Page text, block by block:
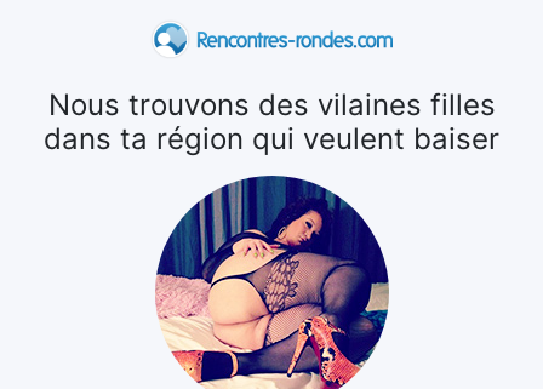
Nous trouvons des vilaines filles
dans ta région qui veulent baiser